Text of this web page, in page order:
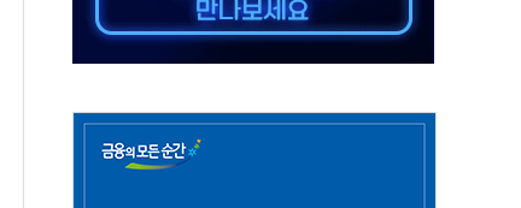
험 오전 집중 편성…체감온도 38도 넘으면 중단